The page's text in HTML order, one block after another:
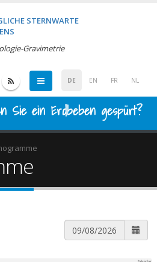
STERNWARTE
Gravimetrie
DE EN FR NL
Sie ein Erdbeben gespürt?